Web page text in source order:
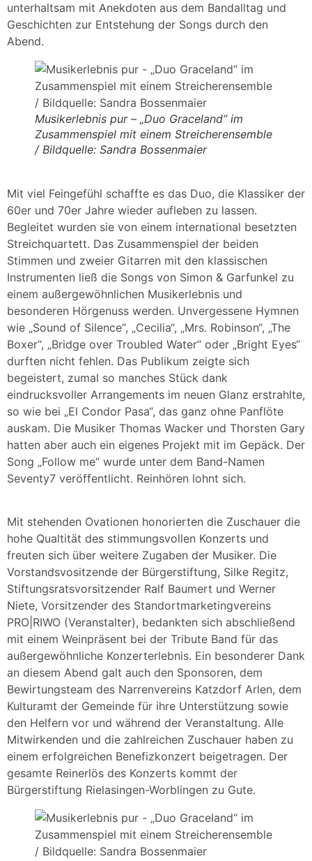
unterhaltsam mit Anekdoten aus dem Bandalltag und
Geschichten zur Entstehung der Songs durch den
Abend.
Musikerlebnis pur – „Duo Graceland“ im
Zusammenspiel mit einem Streicherensemble
/ Bildquelle: Sandra Bossenmaier
Mit viel Feingefühl schaffte es das Duo, die Klassiker der
60er und 70er Jahre wieder aufleben zu lassen.
Begleitet wurden sie von einem international besetzten
Streichquartett. Das Zusammenspiel der beiden
Stimmen und zweier Gitarren mit den klassischen
Instrumenten ließ die Songs von Simon & Garfunkel zu
einem außergewöhnlichen Musikerlebnis und
besonderen Hörgenuss werden. Unvergessene Hymnen
wie „Sound of Silence“, „Cecilia“, „Mrs. Robinson“, „The
Boxer“, „Bridge over Troubled Water“ oder „Bright Eyes“
durften nicht fehlen. Das Publikum zeigte sich
begeistert, zumal so manches Stück dank
eindrucksvoller Arrangements im neuen Glanz erstrahlte,
so wie bei „El Condor Pasa“, das ganz ohne Panflöte
auskam. Die Musiker Thomas Wacker und Thorsten Gary
hatten aber auch ein eigenes Projekt mit im Gepäck. Der
Song „Follow me“ wurde unter dem Band-Namen
Seventy7 veröffentlicht. Reinhören lohnt sich.
Mit stehenden Ovationen honorierten die Zuschauer die
hohe Qualtität des stimmungsvollen Konzerts und
freuten sich über weitere Zugaben der Musiker. Die
Vorstandsvositzende der Bürgerstiftung, Silke Regitz,
Stiftungsratsvorsitzender Ralf Baumert und Werner
Niete, Vorsitzender des Standortmarketingvereins
PRO|RIWO (Veranstalter), bedankten sich abschließend
mit einem Weinpräsent bei der Tribute Band für das
außergewöhnliche Konzerterlebnis. Ein besonderer Dank
an diesem Abend galt auch den Sponsoren, dem
Bewirtungsteam des Narrenvereins Katzdorf Arlen, dem
Kulturamt der Gemeinde für ihre Unterstützung sowie
den Helfern vor und während der Veranstaltung. Alle
Mitwirkenden und die zahlreichen Zuschauer haben zu
einem erfolgreichen Benefizkonzert beigetragen. Der
gesamte Reinerlös des Konzerts kommt der
Bürgerstiftung Rielasingen-Worblingen zu Gute.